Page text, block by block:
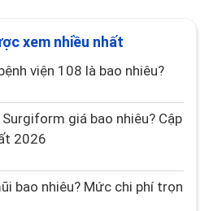
xem nhiều nhất
viện 108 là bao nhiêu?
2026